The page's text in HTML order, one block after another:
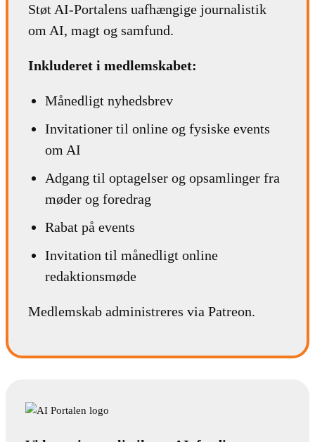
Støt AI-Portalens uafhængige journalistik
om AI, magt og samfund.
Inkluderet i medlemskabet:
Månedligt nyhedsbrev
Invitationer til online og fysiske events
om AI
Adgang til optagelser og opsamlinger fra
møder og foredrag
Rabat på events
Invitation til månedligt online
redaktionsmøde
Medlemskab administreres via Patreon.